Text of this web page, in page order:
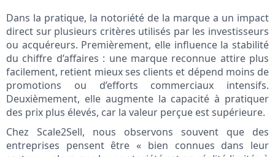
Dans la pratique, la notoriété de la marque a un impact
direct sur plusieurs critères utilisés par les investisseurs
ou acquéreurs. Premièrement, elle influence la stabilité
du chiffre d’affaires : une marque reconnue attire plus
facilement, retient mieux ses clients et dépend moins de
promotions ou d’efforts commerciaux intensifs.
Deuxièmement, elle augmente la capacité à pratiquer
des prix plus élevés, car la valeur perçue est supérieure.
Chez Scale2Sell, nous observons souvent que des
entreprises pensent être « bien connues dans leur